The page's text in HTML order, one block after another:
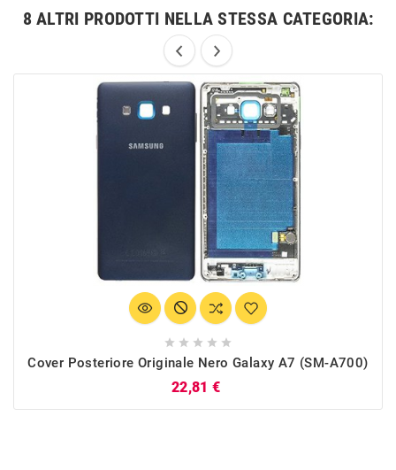
8 ALTRI PRODOTTI NELLA STESSA CATEGORIA:
    
Cover Posteriore Originale Nero Galaxy A7 (SM-A700)
22,81 €